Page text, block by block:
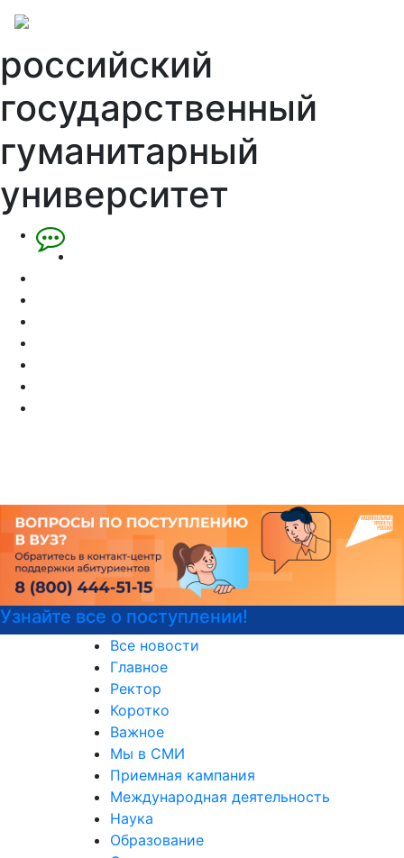
российский
государственный
гуманитарный
университет
Узнайте все о поступлении!
Все новости
Главное
Ректор
Коротко
Важное
Мы в СМИ
Приемная кампания
Международная деятельность
Наука
Образование